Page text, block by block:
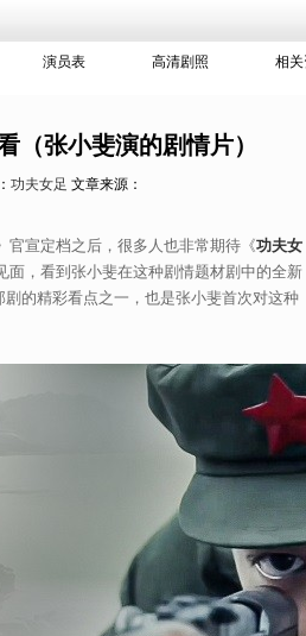
演员表 高清剧照 相
（张小斐演的剧情片）
功夫女足 文章来源：
宣定档之后，很多人也非常期待《功夫女
面，看到张小斐在这种剧情题材剧中的全新
的精彩看点之一，也是张小斐首次对这种